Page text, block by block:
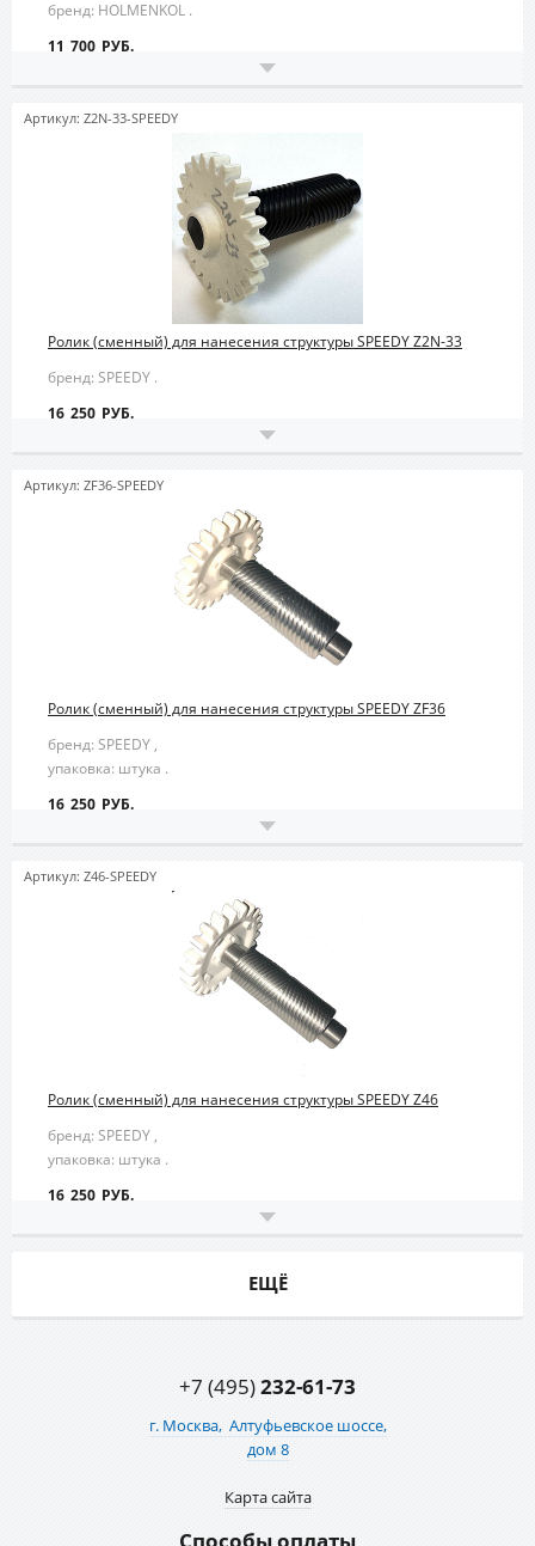
бренд: HOLMENKOL .
11 700 РУБ.
Артикул: Z2N-33-SPEEDY
Ролик (сменный) для нанесения структуры SPEEDY Z2N-33
бренд: SPEEDY .
16 250 РУБ.
Артикул: ZF36-SPEEDY
Ролик (сменный) для нанесения структуры SPEEDY ZF36
бренд: SPEEDY ,
упаковка: штука .
16 250 РУБ.
Артикул: Z46-SPEEDY
Ролик (сменный) для нанесения структуры SPEEDY Z46
бренд: SPEEDY ,
упаковка: штука .
16 250 РУБ.
ЕЩЁ
+7 (495)232-61-73
г. Москва, Алтуфьевское шоссе,
дом 8
Карта сайта